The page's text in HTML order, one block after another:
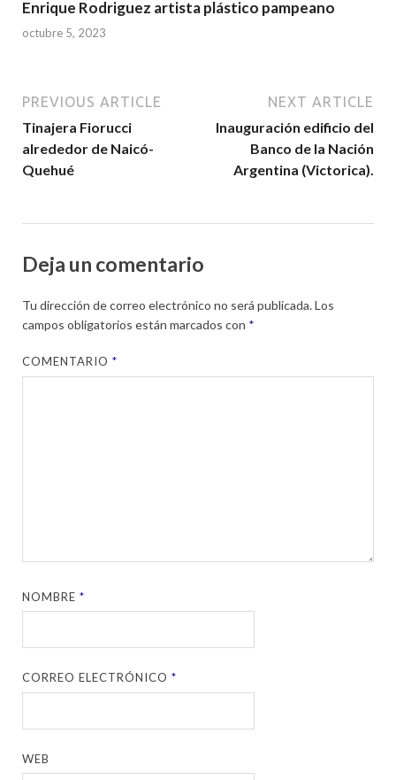
Enrique Rodriguez artista plástico pampeano
octubre 5, 2023
PREVIOUS ARTICLE
Tinajera Fiorucci
alrededor de Naicó-
Quehué
NEXT ARTICLE
Inauguración edificio del
Banco de la Nación
Argentina (Victorica).
Deja un comentario
Tu dirección de correo electrónico no será publicada.Los
campos obligatorios están marcados con *
COMENTARIO*
NOMBRE*
CORREO ELECTRÓNICO*
WEB